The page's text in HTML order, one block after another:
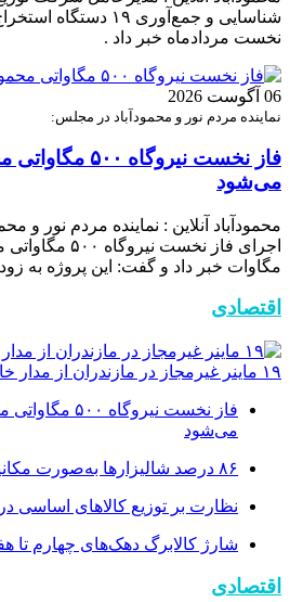
شناسایی و جمع‌آوری ۱۹
نخست مردادماه خبر داد .
06 آگوست 2026
نماینده مردم نور و محمودآباد در مجلس:
فاز نخست
می‌شود
محمودآباد آنلاین : نماینده مردم نور و
مگاوات خبر داد و گفت: این پروژه به
اقتصادی
۱۹ ماینر غیرمجاز در مازندران از مدار خارج شد
فاز نخست
می‌شود
۸۶ درصد شالیزارها به‌صورت مکانیزه نشاءکاری می‌شوند
نظارت بر توزیع کالا‌های اساسی
شارژ کالابرگ دهک‌های چهارم تا هفتم از
اقتصادی